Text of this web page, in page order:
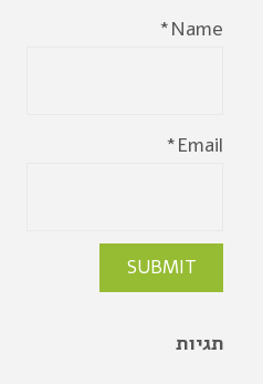
Name*
Email*
תגיות